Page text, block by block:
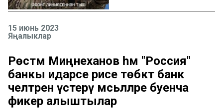
15 июнь 2023
Яңалыклар
Рөстәм Миңнеханов һәм "Россия"
банкы идарәсе рәисе төбәктә банк
челтәрен үстерү мәсьәләләре буенча
фикер алыштылар